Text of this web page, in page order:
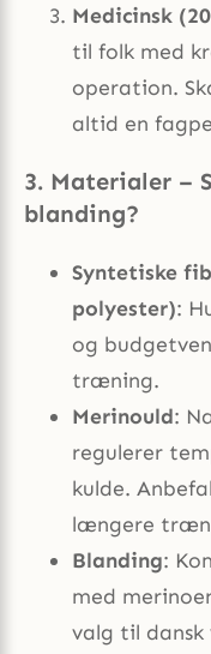
Medicinsk
til folk med
operation.
altid en
3. Materialer –
blanding?
Syntetiske
polyester):
og
træning.
Merinould:
regulerer
kulde.
længere
Blanding:
med
valg til dansk